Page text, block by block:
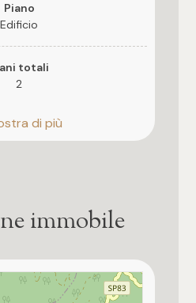
Piano
Edificio
totali
2
attuale
al rogito
mt.
immobile